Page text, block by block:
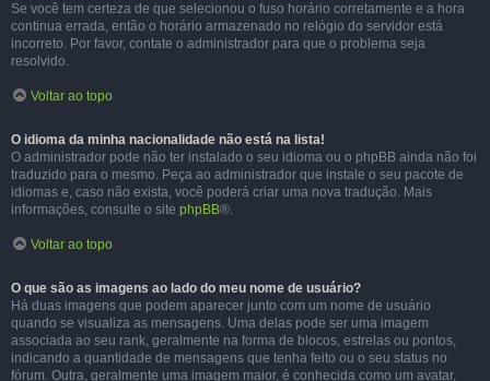
Se você tem certeza de que selecionou o fuso horário corretamente e a hora
continua errada, então o horário armazenado no relógio do servidor está
incorreto. Por favor, contate o administrador para que o problema seja
resolvido.
Voltar ao topo
O idioma da minha nacionalidade não está na lista!
O administrador pode não ter instalado o seu idioma ou o phpBB ainda não foi
traduzido para o mesmo. Peça ao administrador que instale o seu pacote de
idiomas e, caso não exista, você poderá criar uma nova tradução. Mais
informações, consulte o site phpBB®.
Voltar ao topo
O que são as imagens ao lado do meu nome de usuário?
Há duas imagens que podem aparecer junto com um nome de usuário
quando se visualiza as mensagens. Uma delas pode ser uma imagem
associada ao seu rank, geralmente na forma de blocos, estrelas ou pontos,
indicando a quantidade de mensagens que tenha feito ou o seu status no
fórum. Outra, geralmente uma imagem maior, é conhecida como um avatar,